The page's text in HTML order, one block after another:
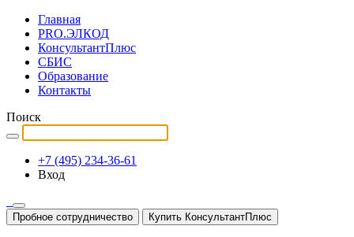
Главная
PRO.ЭЛКОД
КонсультантПлюс
СБИС
Образование
Контакты
Поиск
+7 (495) 234-36-61
Вход
Пробное сотрудничество Купить КонсультантПлюс